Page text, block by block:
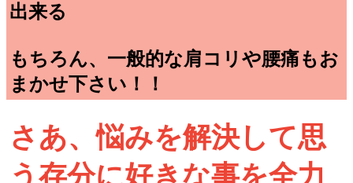
出来る
もちろん、一般的な肩コリや腰痛もお
まかせ下さい！！
さあ、悩みを解決して思
う存分に好きな事を全力